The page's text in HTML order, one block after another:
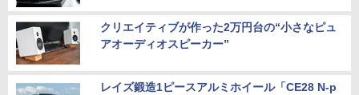
クリエイティブが作った2万円台の“小さなピュ
アオーディオスピーカー”
レイズ鍛造1ピースアルミホイール「CE28 N-p